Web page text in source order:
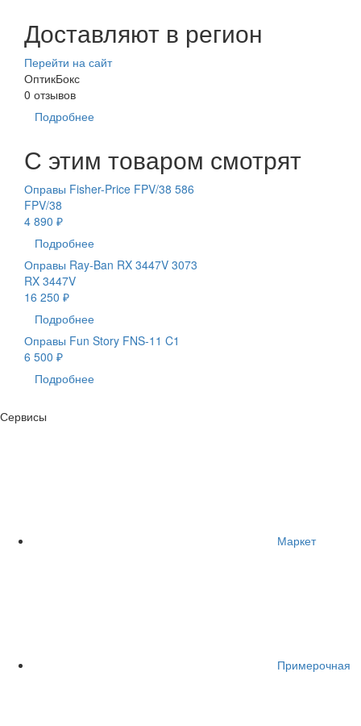
Доставляют в регион
Перейти на сайт
ОптикБокс
0 отзывов
Подробнее
С этим товаром смотрят
Оправы Fisher-Price FPV/38 586
FPV/38
4 890 ₽
Подробнее
Оправы Ray-Ban RX 3447V 3073
RX 3447V
16 250 ₽
Подробнее
Оправы Fun Story FNS-11 C1
6 500 ₽
Подробнее
Сервисы
Маркет
Примерочная